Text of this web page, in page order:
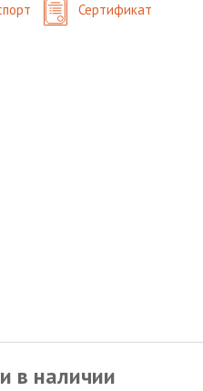
Сертификат
в наличии